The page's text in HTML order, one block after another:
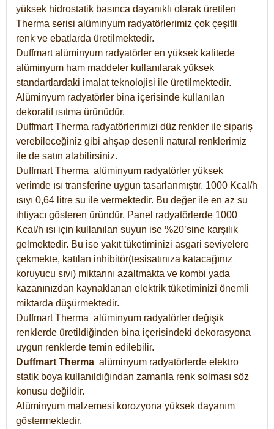
yüksek hidrostatik basınca dayanıklı olarak üretilen
Therma serisi alüminyum radyatörlerimiz çok çeşitli
renk ve ebatlarda üretilmektedir.
Duffmart alüminyum radyatörler en yüksek kalitede
alüminyum ham maddeler kullanılarak yüksek
standartlardaki imalat teknolojisi ile üretilmektedir.
Alüminyum radyatörler bina içerisinde kullanılan
dekoratif ısıtma ürünüdür.
Duffmart Therma radyatörlerimizi düz renkler ile sipariş
verebileceğiniz gibi ahşap desenli natural renklerimiz
ile de satın alabilirsiniz.
Duffmart Therma alüminyum radyatörler yüksek
verimde ısı transferine uygun tasarlanmıştır. 1000 Kcal/h
ısıyı 0,64 litre su ile vermektedir. Bu değer ile en az su
ihtiyacı gösteren üründür. Panel radyatörlerde 1000
Kcal/h ısı için kullanılan suyun ise %20’sine karşılık
gelmektedir. Bu ise yakıt tüketiminizi asgari seviyelere
çekmekte, katılan inhibitör(tesisatınıza katacağınız
koruyucu sıvı) miktarını azaltmakta ve kombi yada
kazanınızdan kaynaklanan elektrik tüketiminizi önemli
miktarda düşürmektedir.
Duffmart Therma alüminyum radyatörler değişik
renklerde üretildiğinden bina içerisindeki dekorasyona
uygun renklerde temin edilebilir.
Duffmart Therma alüminyum radyatörlerde elektro
statik boya kullanıldığından zamanla renk solması söz
konusu değildir.
Alüminyum malzemesi korozyona yüksek dayanım
göstermektedir.